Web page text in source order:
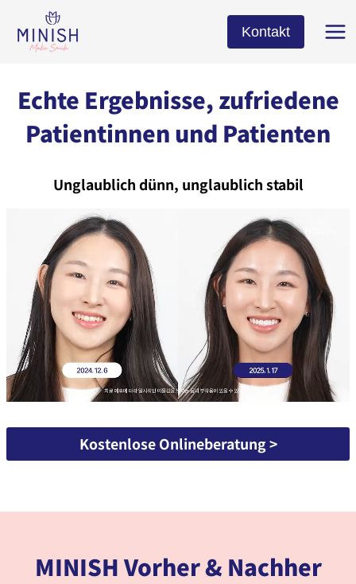
Inhalt
springen
Kontakt
Echte Ergebnisse, zufriedene
Patientinnen und Patienten
Unglaublich dünn, unglaublich stabil
Kostenlose Onlineberatung >
MINISH Vorher & Nachher